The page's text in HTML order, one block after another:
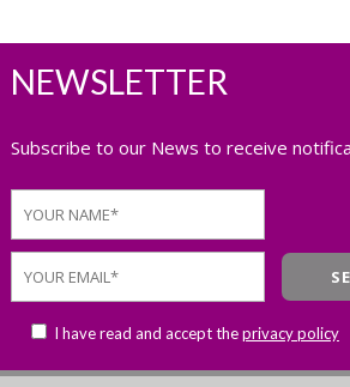
NEWSLETTER
Subscribe to our News to receive
I have read and accept theprivacy policy